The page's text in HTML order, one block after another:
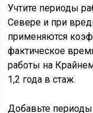
Учтите периоды
Севере и при
применяются
фактическое
работы на
1,2 года в стаж.
Добавьте